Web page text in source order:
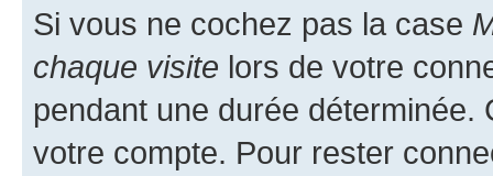
Si vous ne cochez pas la case
chaque visite lors de votre
pendant une durée
votre compte. Pour rester